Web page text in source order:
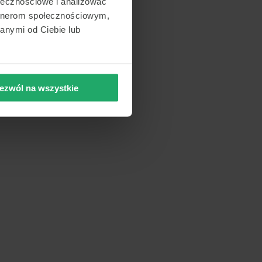
społecznościowym,
od Ciebie lub
na wszystkie